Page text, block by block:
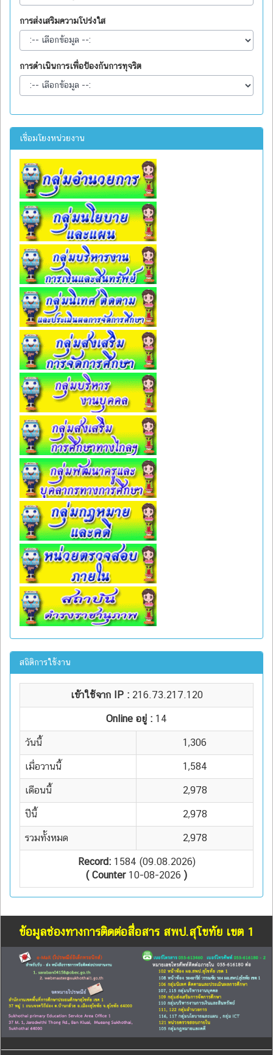
การส่งเสริมความโปร่งใส
การดำเนินการเพื่อป้องกันการทุจริต
เชื่อมโยงหน่วยงาน
สถิติการใช้งาน
เข้าใช้จาก IP : 216.73.217.120
Online อยู่ : 14
วันนี้ 1,306
เมื่อวานนี้ 1,584
เดือนนี้ 2,978
ปีนี้ 2,978
รวมทั้งหมด 2,978
Record:1584 (09.08.2026)
( Counter10-08-2026 )
ข้อมูลช่องทางการติดต่อสื่อสาร สพป.สุโขทัย เขต 1